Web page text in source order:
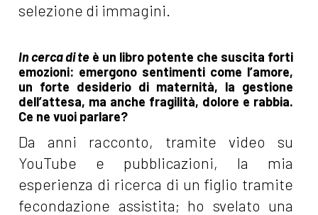
selezione di immagini.
In cerca di te è un libro potente che suscita forti
emozioni: emergono sentimenti come l’amore,
un forte desiderio di maternità, la gestione
dell’attesa, ma anche fragilità, dolore e rabbia.
Ce ne vuoi parlare?
Da anni racconto, tramite video su
YouTube e pubblicazioni, la mia
esperienza di ricerca di un figlio tramite
fecondazione assistita; ho svelato una